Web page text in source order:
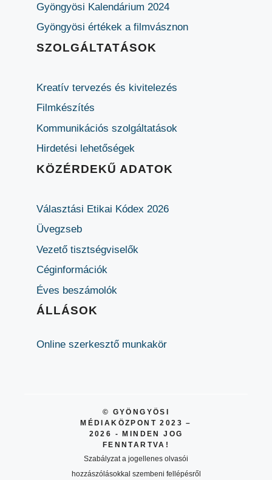
Gyöngyösi Kalendárium 2024
Gyöngyösi értékek a filmvásznon
SZOLGÁLTATÁSOK
Kreatív tervezés és kivitelezés
Filmkészítés
Kommunikációs szolgáltatások
Hirdetési lehetőségek
KÖZÉRDEKŰ ADATOK
Választási Etikai Kódex 2026
Üvegzseb
Vezető tisztségviselők
Céginformációk
Éves beszámolók
ÁLLÁSOK
Online szerkesztő munkakör
© GYÖNGYÖSI
MÉDIAKÖZPONT 2023 –
2026 - MINDEN JOG
FENNTARTVA!
Szabályzat a jogellenes olvasói
hozzászólásokkal szembeni fellépésről